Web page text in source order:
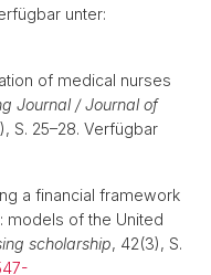
unter:
of medical nurses
Journal / Journal of
S. 25–28. Verfügbar
a financial framework
models of the United
scholarship, 42(3), S.